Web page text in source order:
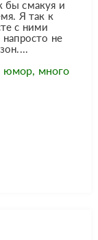
бы смакуя и
Я так к
с ними
не
юмор, много